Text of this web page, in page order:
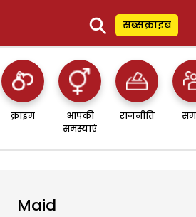
⚲ सब्सक्राइब
क्राइम
आपकी
समस्याएं
राजनीति
Maid